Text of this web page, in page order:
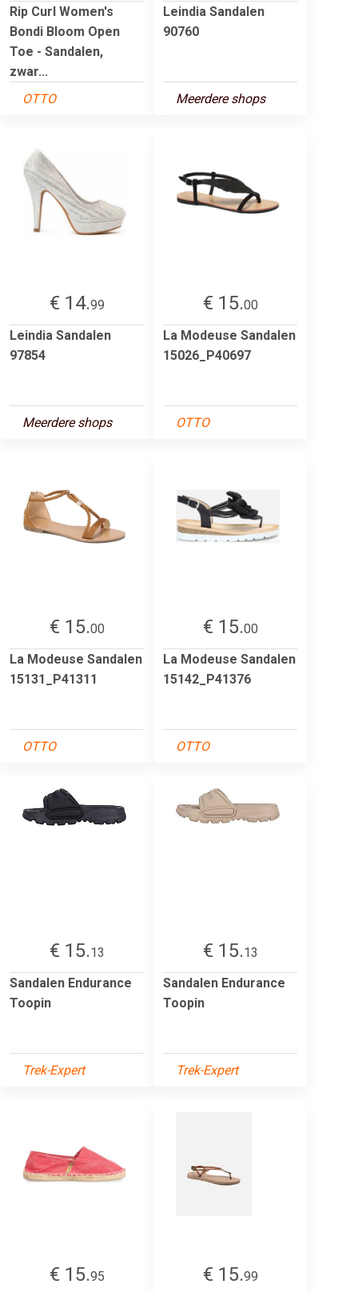
Rip Curl Women's
Bondi Bloom Open
Toe - Sandalen,
zwar...
OTTO
Leindia Sandalen
90760
Meerdere shops
€ 14.99
Leindia Sandalen
97854
Meerdere shops
€ 15.00
La Modeuse Sandalen
15026_P40697
OTTO
€ 15.00
La Modeuse Sandalen
15131_P41311
OTTO
€ 15.00
La Modeuse Sandalen
15142_P41376
OTTO
€ 15.13
Sandalen Endurance
Toopin
Trek-Expert
€ 15.13
Sandalen Endurance
Toopin
Trek-Expert
€ 15.95
€ 15.99